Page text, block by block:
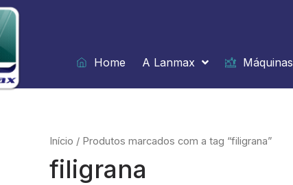
Ir
para
o
conteúdo
Home
A Lanmax Máquinas
Início / Produtos marcados com a tag “filigrana”
filigrana